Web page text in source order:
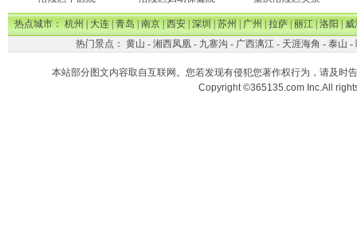
热点城市：杭州|大连|青岛|南京|西安|深圳|苏州|广州|拉萨|丽江|洛阳|威
热门景点： 黄山 - 湘西凤凰- 九寨沟 - 广西漓江- 天涯海角 - 泰山 -
本站部分图文内容取自互联网。您若发现有侵犯您著作权行为，请及时
Copyright ©365135.com Inc.All